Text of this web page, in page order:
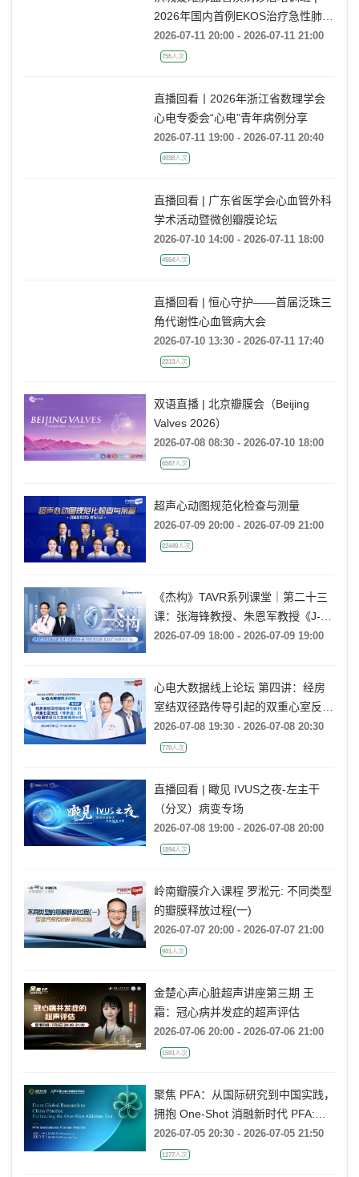
2026年国内首例EKOS治疗急性肺栓
塞经验分享
2026-07-11 20:00 - 2026-07-11 21:00
755人次
直播回看丨2026年浙江省数理学会
心电专委会“心电”青年病例分享
2026-07-11 19:00 - 2026-07-11 20:40
4038人次
直播回看 | 广东省医学会心血管外科
学术活动暨微创瓣膜论坛
2026-07-10 14:00 - 2026-07-11 18:00
4554人次
直播回看 | 恒心守护——首届泛珠三
角代谢性心血管病大会
2026-07-10 13:30 - 2026-07-11 17:40
2313人次
双语直播 | 北京瓣膜会（Beijing
Valves 2026）
2026-07-08 08:30 - 2026-07-10 18:00
6587人次
超声心动图规范化检查与测量
2026-07-09 20:00 - 2026-07-09 21:00
22449人次
《杰构》TAVR系列课堂｜第二十三
课：张海锋教授、朱恩军教授《J-
VALVE TF 治疗超大左心室流出道
2026-07-09 18:00 - 2026-07-09 19:00
心电大数据线上论坛 第四讲：经房
室结双径路传导引起的双重心室反应
(非折返)的心电图特征及大数据案例
分析
2026-07-08 19:30 - 2026-07-08 20:30
770人次
直播回看 | 瞰见 IVUS之夜-左主干
（分叉）病变专场
2026-07-08 19:00 - 2026-07-08 20:00
1894人次
岭南瓣膜介入课程 罗淞元: 不同类型
的瓣膜释放过程(一)
2026-07-07 20:00 - 2026-07-07 21:00
901人次
金楚心声心脏超声讲座第三期 王
霜：冠心病并发症的超声评估
2026-07-06 20:00 - 2026-07-06 21:00
1591人次
聚焦 PFA：从国际研究到中国实践，
拥抱 One-Shot 消融新时代 PFA:
From Global Research to China
Practice, Embracing the One-Shot
2026-07-05 20:30 - 2026-07-05 21:50
1277人次